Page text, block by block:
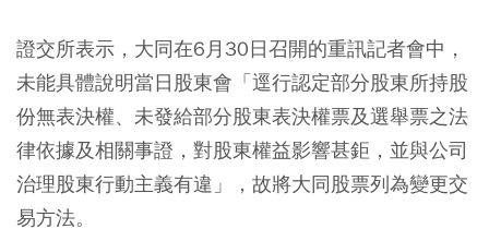
證交所表示，大同在6月30日召開的重訊記者會中，
未能具體說明當日股東會「逕行認定部分股東所持股
份無表決權、未發給部分股東表決權票及選舉票之法
律依據及相關事證，對股東權益影響甚鉅，並與公司
治理股東行動主義有違」，故將大同股票列為變更交
易方法。